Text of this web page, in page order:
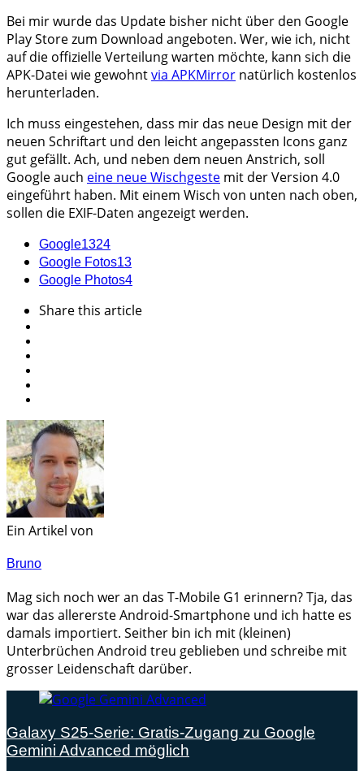
Bei mir wurde das Update bisher nicht über den Google
Play Store zum Download angeboten. Wer, wie ich, nicht
auf die offizielle Verteilung warten möchte, kann sich die
APK-Datei wie gewohntvia APKMirror natürlich kostenlos
herunterladen.
Ich muss eingestehen, dass mir das neue Design mit der
neuen Schriftart und den leicht angepassten Icons ganz
gut gefällt. Ach, und neben dem neuen Anstrich, soll
Google auch eine neue Wischgeste mit der Version 4.0
eingeführt haben. Mit einem Wisch von unten nach oben,
sollen die EXIF-Daten angezeigt werden.
Google1324
Google Fotos13
Google Photos4
Sharethis article
Ein Artikel von
Bruno
Mag sich noch wer an das T-Mobile G1 erinnern? Tja, das
war das allererste Android-Smartphone und ich hatte es
damals importiert. Seither bin ich mit (kleinen)
Unterbrüchen Android treu geblieben und schreibe mit
grosser Leidenschaft darüber.
Galaxy S25-Serie: Gratis-Zugang zu Google
Gemini Advanced möglich